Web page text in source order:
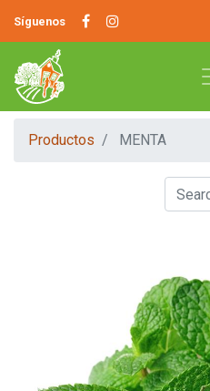
Síguenos
Productos MENTA